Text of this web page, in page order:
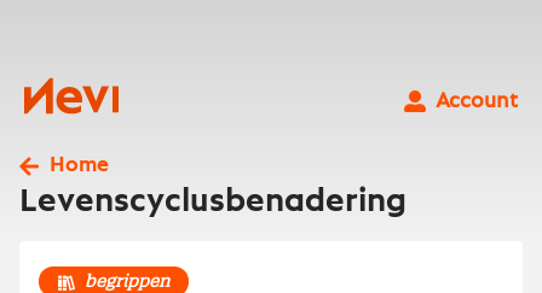
Nevi
Account
Home
Levenscyclusbenadering
begrippen